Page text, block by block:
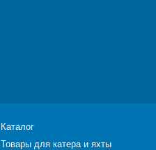
Каталог
Товары для катера и яхты